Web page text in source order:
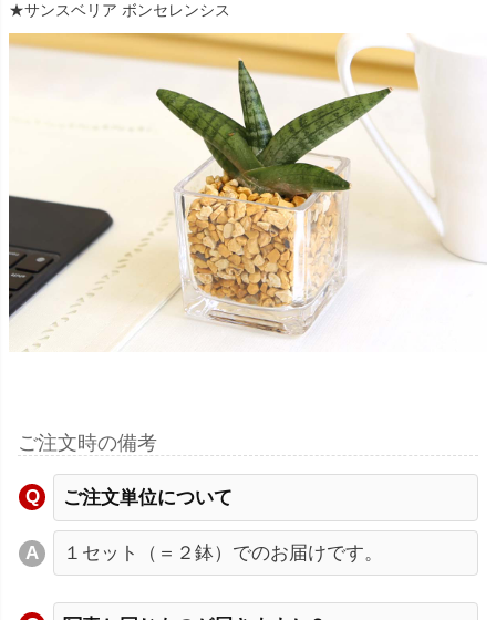
★サンスベリア ボンセレンシス
ご注文時の備考
ご注文単位について
１セット（＝２鉢）でのお届けです。